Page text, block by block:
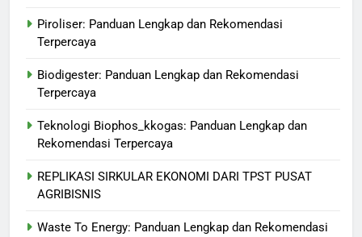
Piroliser: Panduan Lengkap dan Rekomendasi
Terpercaya
Biodigester: Panduan Lengkap dan Rekomendasi
Terpercaya
Teknologi Biophos_kkogas: Panduan Lengkap dan
Rekomendasi Terpercaya
REPLIKASI SIRKULAR EKONOMI DARI TPST PUSAT
AGRIBISNIS
Waste To Energy: Panduan Lengkap dan Rekomendasi